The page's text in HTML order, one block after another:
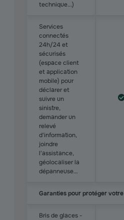
technique...)
Services
connectés
24h/24 et
sécurisés
(espace client
et application
mobile) pour
déclarer et
suivre un
sinistre,
demander un
relevé
d'information,
joindre
l'assistance,
géolocaliser la
dépanneuse…
Garanties pour protéger
Bris de glaces -